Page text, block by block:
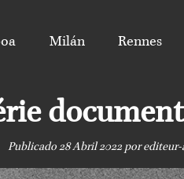
Milán Rennes
Publicado28 Abril 2022 por editeur-